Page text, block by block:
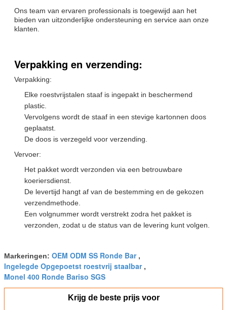
Ons team van ervaren professionals is toegewijd aan het
bieden van uitzonderlijke ondersteuning en service aan onze
klanten.
Verpakking en verzending:
Verpakking:
Elke roestvrijstalen staaf is ingepakt in beschermend
plastic.
Vervolgens wordt de staaf in een stevige kartonnen doos
geplaatst.
De doos is verzegeld voor verzending.
Vervoer:
Het pakket wordt verzonden via een betrouwbare
koeriersdienst.
De levertijd hangt af van de bestemming en de gekozen
verzendmethode.
Een volgnummer wordt verstrekt zodra het pakket is
verzonden, zodat u de status van de levering kunt volgen.
Markeringen: OEM ODM SS Ronde Bar,
Ingelegde Opgepoetst roestvrij staalbar,
Monel 400 Ronde Bariso SGS
Krijg de beste prijs voor